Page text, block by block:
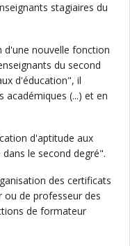
stagiaires du
d'une nouvelle fonction
du second
d'éducation", il
(...) et en
d'aptitude aux
le second degré".
des certificats
de professeur des
de formateur